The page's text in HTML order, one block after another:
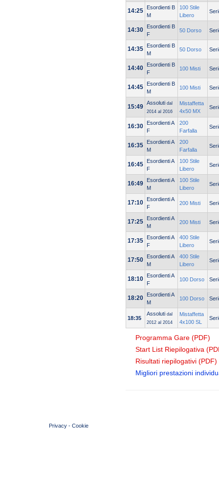
14:25
Esordienti B
M
100 Stile
Libero
14:30
Esordienti B
F
50 Dorso
14:35
Esordienti B
M
50 Dorso
14:40
Esordienti B
F
100 Misti
14:45
Esordienti B
M
100 Misti
15:49
Assoluti dal
2014 al 2016
Mistaffetta
4x50 MX
16:30
Esordienti A
F
200
Farfalla
16:35
Esordienti A
M
200
Farfalla
16:45
Esordienti A
F
100 Stile
Libero
16:49
Esordienti A
M
100 Stile
Libero
17:10
Esordienti A
F
200 Misti
17:25
Esordienti A
M
200 Misti
17:35
Esordienti A
F
400 Stile
Libero
17:50
Esordienti A
M
400 Stile
Libero
18:10
Esordienti A
F
100 Dorso
18:20
Esordienti A
M
100 Dorso
18:35
Assoluti dal
2012 al 2014
Mistaffetta
4x100 SL
Programma Gare (PDF)
Start List Riepilogativa
Risultati riepilogativi (PDF)
Migliori prestazioni
Privacy - Cookie